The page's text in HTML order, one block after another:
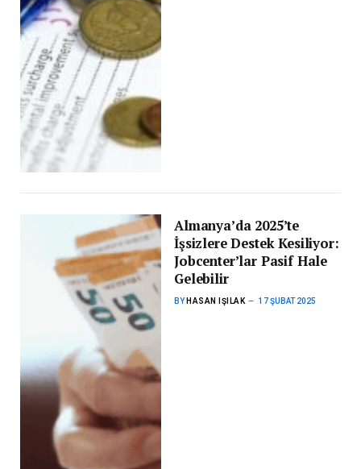
Almanya’da 2025’te
İşsizlere Destek Kesiliyor:
Jobcenter’lar Pasif Hale
Gelebilir
BY HASAN IŞILAK 17 ŞUBAT 2025